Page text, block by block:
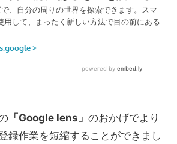
「Google lens」 のおかげでより
録作業を短縮することができまし